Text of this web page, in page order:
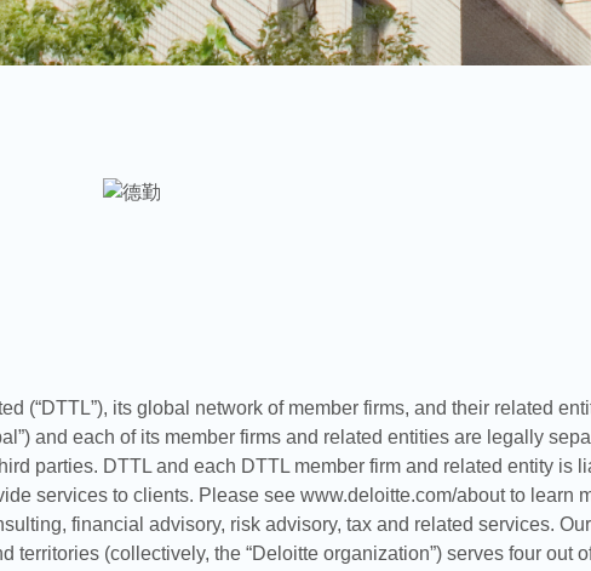
(“DTTL”), its global network of member firms, and their related
and each of its member firms and related entities are legally
parties. DTTL and each DTTL member firm and related entity is
services to clients. Please see www.deloitte.com/about to learn
financial advisory, risk advisory, tax and related services.
(collectively, the “Deloitte organization”) serves four out